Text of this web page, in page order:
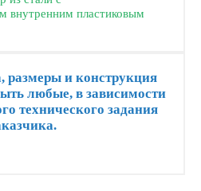
внутренним пластиковым
размеры и конструкция
любые, в зависимости
технического задания